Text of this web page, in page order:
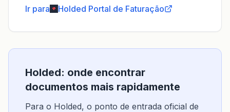
Ir para
Holded Portal de Faturação
Holded: onde encontrar
documentos mais rapidamente
Para o Holded, o ponto de entrada oficial de